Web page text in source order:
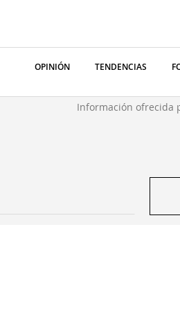
OPINIÓN TENDENCIAS
Información ofrecida